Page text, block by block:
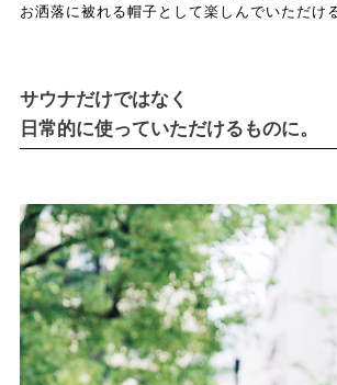
お洒落に被れる帽子として楽しんでいただけ
サウナだけではなく
日常的に使っていただけるものに。